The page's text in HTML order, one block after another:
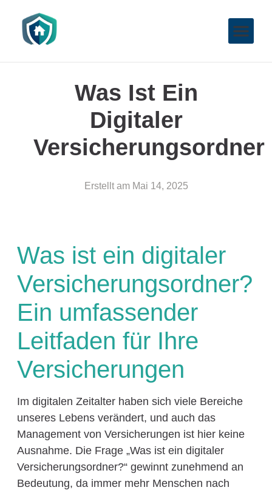
Was Ist Ein
Digitaler
Versicherungsordner
Erstellt am Mai 14, 2025
Was ist ein digitaler
Versicherungsordner?
Ein umfassender
Leitfaden für Ihre
Versicherungen
Im digitalen Zeitalter haben sich viele Bereiche
unseres Lebens verändert, und auch das
Management von Versicherungen ist hier keine
Ausnahme. Die Frage „Was ist ein digitaler
Versicherungsordner?“ gewinnt zunehmend an
Bedeutung, da immer mehr Menschen nach